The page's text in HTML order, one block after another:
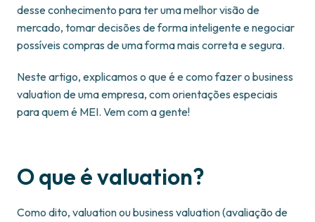
desse conhecimento para ter uma melhor visão de
mercado, tomar decisões de forma inteligente e negociar
possíveis compras de uma forma mais correta e segura.
Neste artigo, explicamos o que é e como fazer o business
valuation de uma empresa, com orientações especiais
para quem é MEI. Vem com a gente!
O que é valuation?
Como dito, valuation ou business valuation (avaliação de